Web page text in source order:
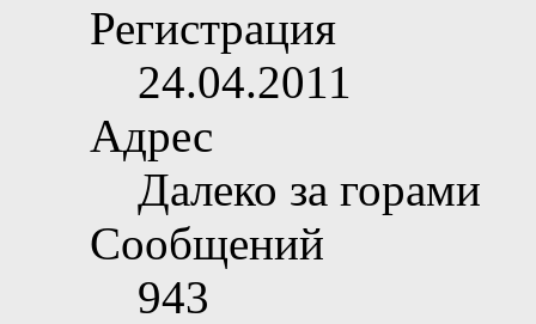
Регистрация
24.04.2011
Адрес
Далеко за горами
Сообщений
943